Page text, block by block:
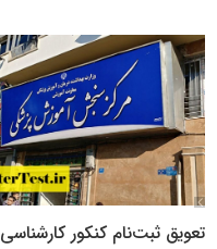
تعویق ثبت‌نام کنکور کارشناسی